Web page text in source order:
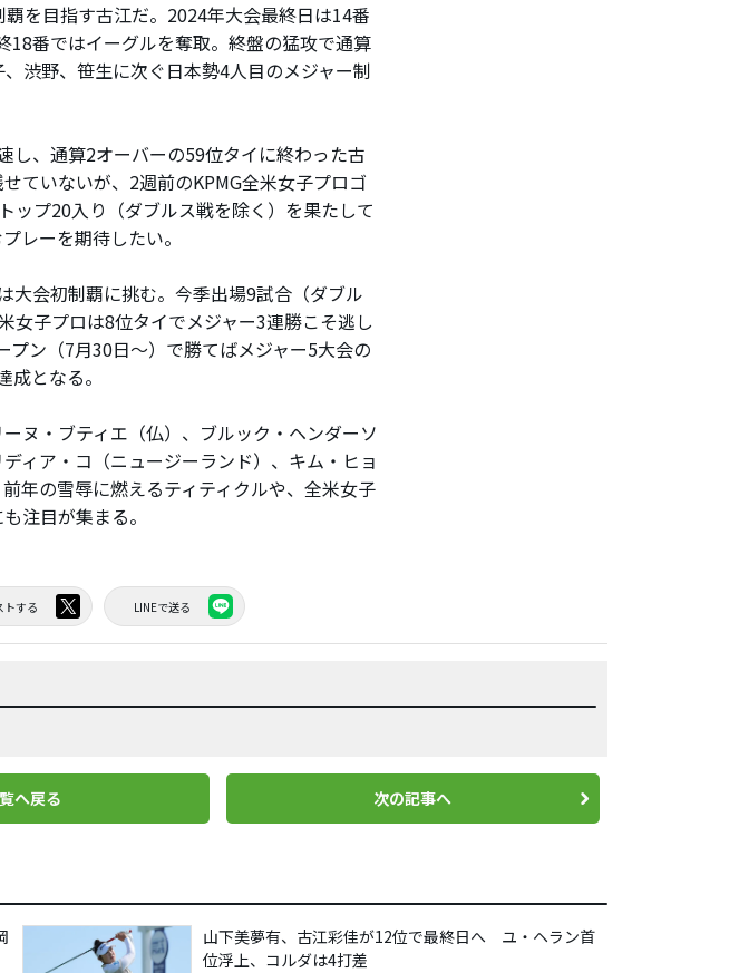
を目指す古江だ。2024年大会最終日は14番
18番ではイーグルを奪取。終盤の猛攻で通算
渋野、笹生に次ぐ日本勢4人目のメジャー制
、通算2オーバーの59位タイに終わった古
ていないが、2週前のKPMG全米女子プロゴ
ップ20入り（ダブルス戦を除く）を果たして
レーを期待したい。
会初制覇に挑む。今季出場9試合（ダブル
女子プロは8位タイでメジャー3連勝こそ逃し
プン（7月30日～）で勝てばメジャー5大会の
となる。
ヌ・ブティエ（仏）、ブルック・ヘンダーソ
ィア・コ（ニュージーランド）、キム・ヒョ
年の雪辱に燃えるティティクルや、全米女子
注目が集まる。
トする LINEで送る
へ戻る 次の記事へ
山下美夢有、古江彩佳が12位で最終日へ ユ・ヘラン首
位浮上、コルダは4打差